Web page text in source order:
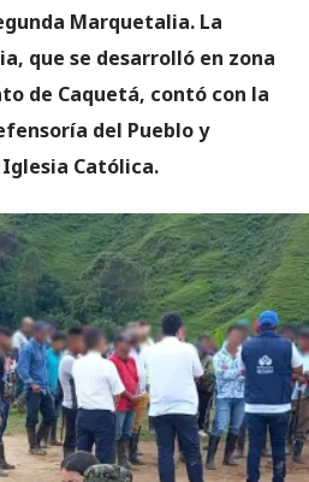
Marquetalia. La
que se desarrolló en zona
de Caquetá, contó con la
del Pueblo y
Católica.